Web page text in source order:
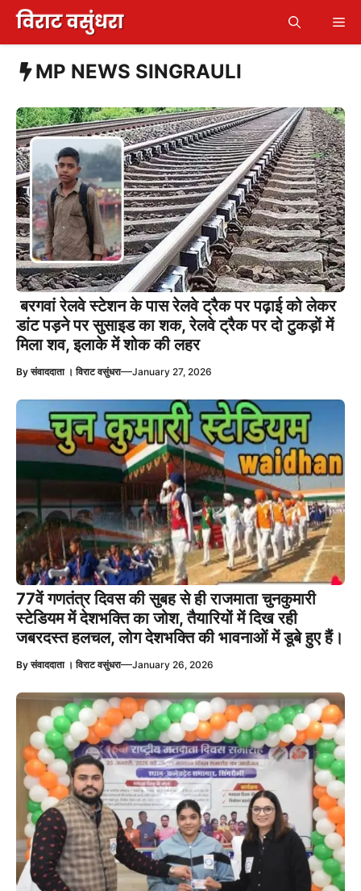
Skip
content
MP NEWS SINGRAULI
बरगवां रेलवे स्टेशन के पास रेलवे ट्रैक पर पढ़ाई को लेकर
डांट पड़ने पर सुसाइड का शक, रेलवे ट्रैक पर दो टुकड़ों में
मिला शव, इलाके में शोक की लहर
Byसंवाददाता । विराट वसुंधरा—January 27, 2026
77वें गणतंत्र दिवस की सुबह से ही राजमाता चुनकुमारी
स्टेडियम में देशभक्ति का जोश, तैयारियों में दिख रही
जबरदस्त हलचल, लोग देशभक्ति की भावनाओं में डूबे हुए हैं।
Byसंवाददाता । विराट वसुंधरा—January 26, 2026